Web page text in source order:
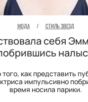
МОДА / СТИЛЬ ЗВЕЗД
себя
как представить
импульсивно
время носила парики.